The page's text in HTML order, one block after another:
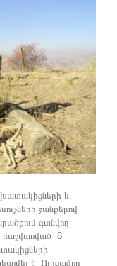
և
ջանքերով
գտնվող
հաշվառված 8
է Ուրցաձոր